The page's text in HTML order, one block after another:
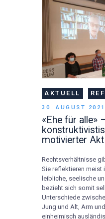
AKTUELL
30. AUGUST 2021
«Ehe für alle»
motivierter
Rechtsverhältnisse
Sie reflektieren meist
leibliche, seelische
bezieht sich somit
Unterschiede
Jung und Alt, Arm
einheimisch